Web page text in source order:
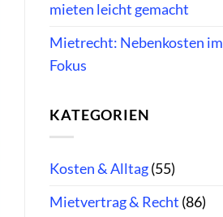
mieten leicht gemacht
Mietrecht: Nebenkosten im
Fokus
KATEGORIEN
Kosten & Alltag(55)
Mietvertrag & Recht (86)